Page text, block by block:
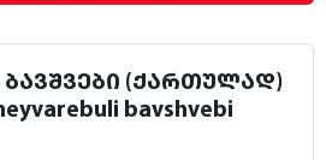
(ქართულად)
bavshvebi